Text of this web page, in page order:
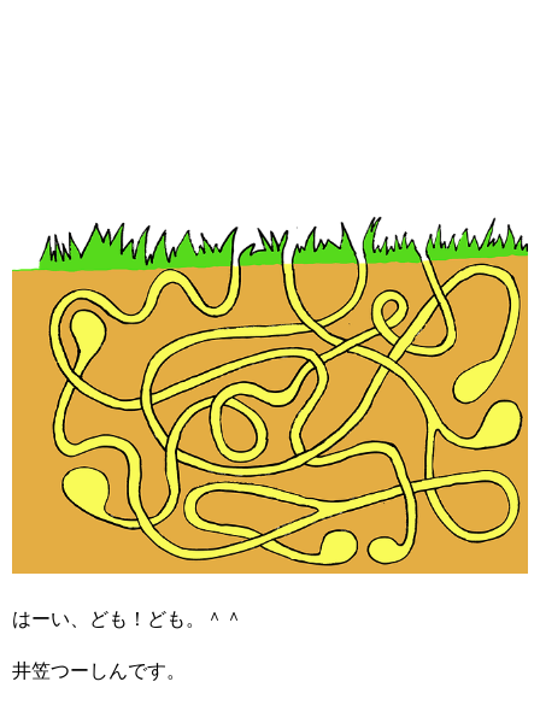
はーい、ども！ども。＾＾
井笠つーしんです。